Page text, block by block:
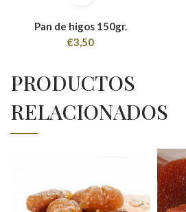
Pan de higos 150gr.
€3,50
PRODUCTOS
RELACIONADOS